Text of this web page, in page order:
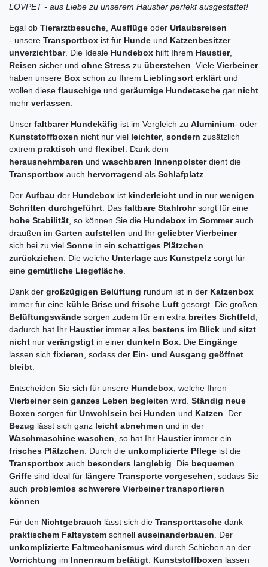
LOVPET - aus Liebe zu unserem Haustier perfekt ausgestattet!
Egal ob Tierarztbesuche, Ausflüge oder Urlaubsreisen
- unsere Transportbox ist für Hunde und Katzenbesitzer
unverzichtbar. Die Ideale Hundebox hilft Ihrem Haustier,
Reisen sicher und ohne Stress zu überstehen. Viele Vierbeiner
haben unsere Box schon zu Ihrem Lieblingsort erklärt und
wollen diese flauschige und geräumige Hundetasche gar nicht
mehr verlassen.
Unser faltbarer Hundekäfig ist im Vergleich zu Aluminium- oder
Kunststoffboxen nicht nur viel leichter, sondern zusätzlich
extrem praktisch und flexibel. Dank dem
herausnehmbaren und waschbaren Innenpolsterdient die
Transportbox auch hervorragend als Schlafplatz.
Der Aufbau der Hundebox ist kinderleicht und in nur wenigen
Schritten durchgeführt. Das faltbare Stahlrohrsorgt für eine
hohe Stabilität, so können Sie die Hundebox im Sommerauch
draußen im Garten aufstellen und Ihr geliebter Vierbeiner
sich bei zu viel Sonne in ein schattiges Plätzchen
zurückziehen. Die weiche Unterlage aus Kunstpelz sorgt für
eine gemütliche Liegefläche.
Dank der großzügigen Belüftung rundum ist in der Katzenbox
immer für eine kühle Brise und frische Luft gesorgt. Die großen
Belüftungswände sorgen zudem für ein extra breites Sichtfeld,
dadurch hat Ihr Haustier immer alles bestens im Blick und sitzt
nicht nur verängstigt in einer dunkeln Box. Die Eingänge
lassen sich fixieren, sodass der Ein- und Ausgang geöffnet
bleibt.
Entscheiden Sie sich für unsere Hundebox, welche Ihren
Vierbeinersein ganzes Leben begleiten wird. Ständig neue
Boxen sorgen für Unwohlsein bei Hunden und Katzen. Der
Bezug lässt sich ganz leicht abnehmen und in der
Waschmaschine waschen, so hat Ihr Haustier immer ein
frisches Plätzchen. Durch die unkomplizierte Pflege ist die
Transportbox auch besonders langlebig. Die bequemen
Griffe sind ideal für längere Transporte vorgesehen, sodass Sie
auch problemlos schwerere Vierbeiner transportieren
können.
Für den Nichtgebrauch lässt sich die Transporttasche dank
praktischem Faltsystem schnell auseinanderbauen. Der
unkomplizierte Faltmechanismus wird durch Schieben an der
Vorrichtung im Innenraum betätigt. Kunststoffboxen lassen